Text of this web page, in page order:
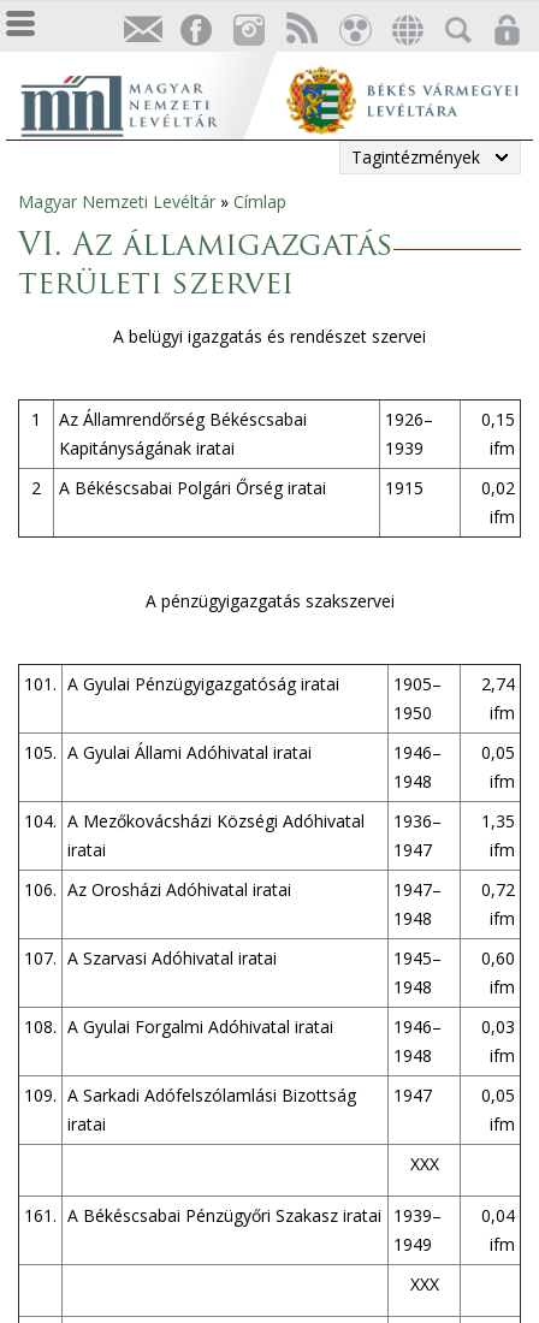
Tagintézmények
Jelenlegi
hely
Magyar Nemzeti Levéltár » Címlap
VI. Az államigazgatás
területi szervei
A belügyi igazgatás és rendészet szervei
1
Az Államrendőrség Békéscsabai
Kapitányságának iratai
1926–
1939
0,15
ifm
2
A Békéscsabai Polgári Őrség iratai 1915
0,02
ifm
A pénzügyigazgatás szakszervei
101. A Gyulai Pénzügyigazgatóság iratai
1905–
1950
2,74
ifm
105. A Gyulai Állami Adóhivatal iratai
1946–
1948
0,05
ifm
104. A Mezőkovácsházi Községi Adóhivatal
iratai
1936–
1947
1,35
ifm
106. Az Orosházi Adóhivatal iratai
1947–
1948
0,72
ifm
107. A Szarvasi Adóhivatal iratai
1945–
1948
0,60
ifm
108. A Gyulai Forgalmi Adóhivatal iratai
1946–
1948
0,03
ifm
109. A Sarkadi Adófelszólamlási Bizottság
iratai
1947
0,05
ifm
XXX
161. A Békéscsabai Pénzügyőri Szakasz iratai
1939–
1949
0,04
ifm
XXX